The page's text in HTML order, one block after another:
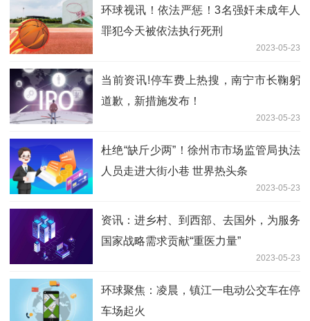
环球视讯！依法严惩！3名强奸未成年人
罪犯今天被依法执行死刑
2023-05-23
当前资讯!停车费上热搜，南宁市长鞠躬
道歉，新措施发布！
2023-05-23
杜绝“缺斤少两”！徐州市市场监管局执法
人员走进大街小巷 世界热头条
2023-05-23
资讯：进乡村、到西部、去国外，为服务
国家战略需求贡献“重医力量”
2023-05-23
环球聚焦：凌晨，镇江一电动公交车在停
车场起火